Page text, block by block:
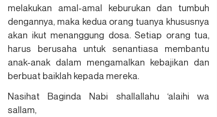
melakukan amal-amal keburukan dan tumbuh
dengannya, maka kedua orang tuanya khususnya
akan ikut menanggung dosa. Setiap orang tua,
harus berusaha untuk senantiasa membantu
anak-anak dalam mengamalkan kebajikan dan
berbuat baiklah kepada mereka.
Nasihat Baginda Nabi shallallahu ‘alaihi wa
sallam,